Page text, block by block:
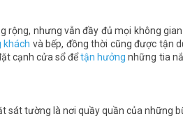
rộng, nhưng vẫn đầy đủ mọi không
khách và bếp, đồng thời cũng được tận
cạnh cửa sổ đểtận hưởng những tia
sát tường là nơi quầy quần của những